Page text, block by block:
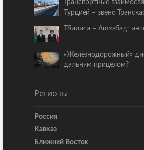
Транспортные
Турцией – звено
Тбилиси – Ашхабад:
«Железнодорожный»
дальним прицелом?
Регионы
Россия
Кавказ
Ближний Восток